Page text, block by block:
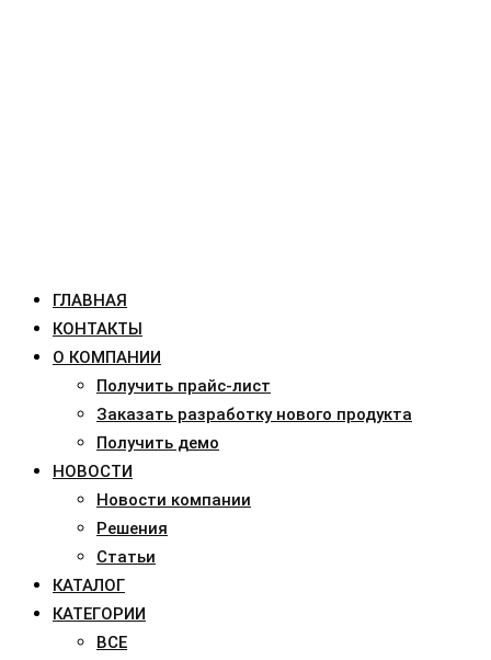
ГЛАВНАЯ
КОНТАКТЫ
О КОМПАНИИ
Получить прайс-лист
Заказать разработку нового продукта
Получить демо
НОВОСТИ
Новости компании
Решения
Статьи
КАТАЛОГ
КАТЕГОРИИ
ВСЕ